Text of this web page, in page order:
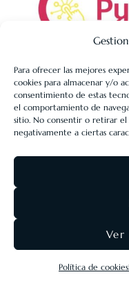
Para ofrecer las mejores
cookies para almacenar y/o
consentimiento de estas
el comportamiento de
sitio. No consentir o retirar
negativamente a ciertas
Política de cookies
LIBRERÍA
de Fondos Europeos,
competitividad de las
marcha un Plan de
digitalización y la
2025. Para ello ha
Digital de la Cámara
Eolas Ediciones